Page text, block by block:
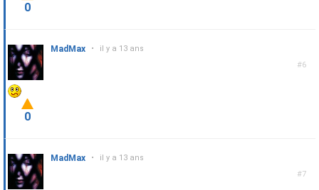
0
#6
MadMax • il y a 13 ans
0
#7
MadMax • il y a 13 ans